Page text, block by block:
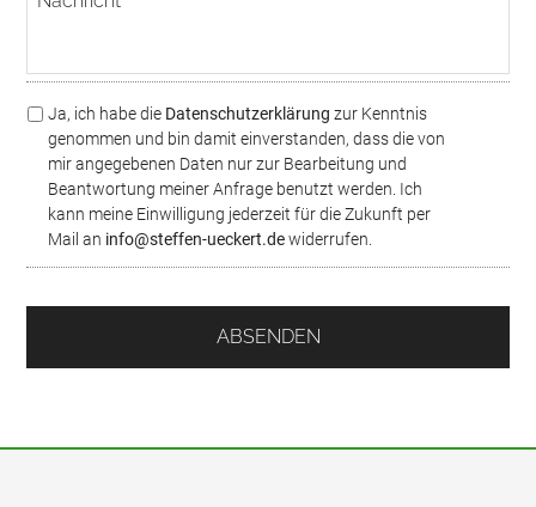
r
*
r
iD
t
s
u
Ja, ich habe die Datenschutzerklärung zur Kenntnis
genommen und bin damit einverstanden, dass die von
mir angegebenen Daten nur zur Bearbeitung und
Beantwortung meiner Anfrage benutzt werden. Ich
kann meine Einwilligung jederzeit für die Zukunft per
Mail an info@steffen-ueckert.dewiderrufen.